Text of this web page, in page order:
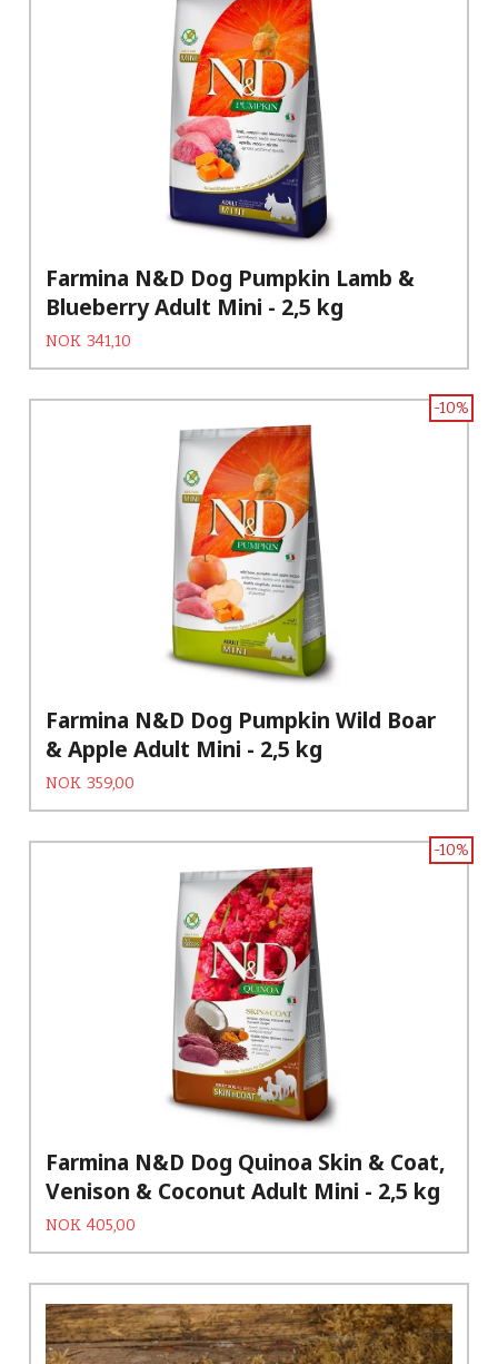
Farmina N&D Dog Pumpkin Lamb &
Blueberry Adult Mini - 2,5 kg
Tilbud
NOK 341,10Rabatt
Farmina N&D Dog Pumpkin Wild Boar
& Apple Adult Mini - 2,5 kg
Tilbud
NOK 359,00Rabatt
-10%
Farmina N&D Dog Quinoa Skin & Coat,
Venison & Coconut Adult Mini - 2,5 kg
Tilbud
NOK 405,00Rabatt
-10%